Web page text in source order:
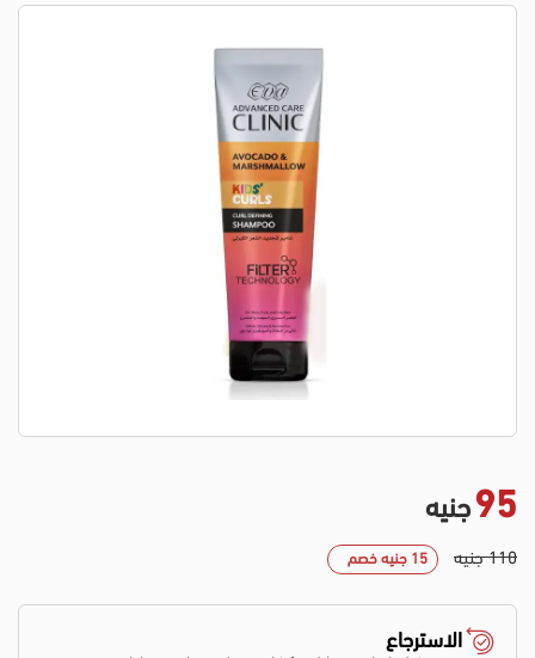
95جنيه
110 جنيه 15 جنيه خصم
الاسترجاع